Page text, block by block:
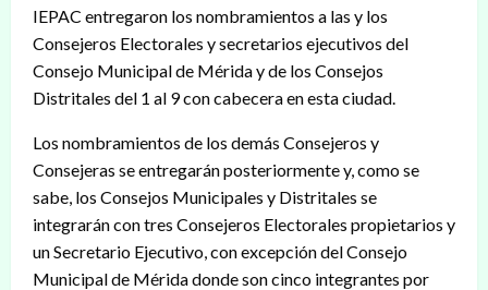
IEPAC entregaron los nombramientos a las y los
Consejeros Electorales y secretarios ejecutivos del
Consejo Municipal de Mérida y de los Consejos
Distritales del 1 al 9 con cabecera en esta ciudad.
Los nombramientos de los demás Consejeros y
Consejeras se entregarán posteriormente y, como se
sabe, los Consejos Municipales y Distritales se
integrarán con tres Consejeros Electorales propietarios y
un Secretario Ejecutivo, con excepción del Consejo
Municipal de Mérida donde son cinco integrantes por